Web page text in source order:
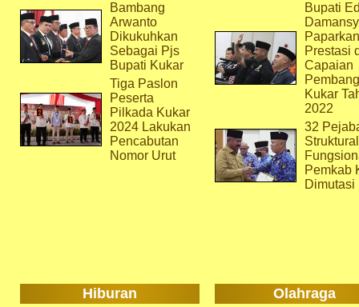
Bambang
Arwanto
Dikukuhkan
Sebagai Pjs
Bupati Kukar
Tiga Paslon
Peserta
Pilkada Kukar
2024 Lakukan
Pencabutan
Nomor Urut
Bupati
Paparkan
Prestasi
Capaian
Kukar
2022
32
Pemkab
Dimutasi
Hiburan Olahraga